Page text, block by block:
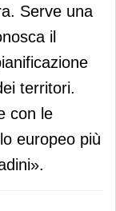
Serve una
il
territori.
con le
europeo più